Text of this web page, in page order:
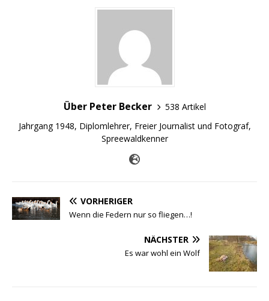
Über Peter Becker
538 Artikel
Jahrgang 1948, Diplomlehrer, Freier Journalist und Fotograf,
Spreewaldkenner
VORHERIGER
Wenn die Federn nur so fliegen…!
NÄCHSTER
Es war wohl ein Wolf